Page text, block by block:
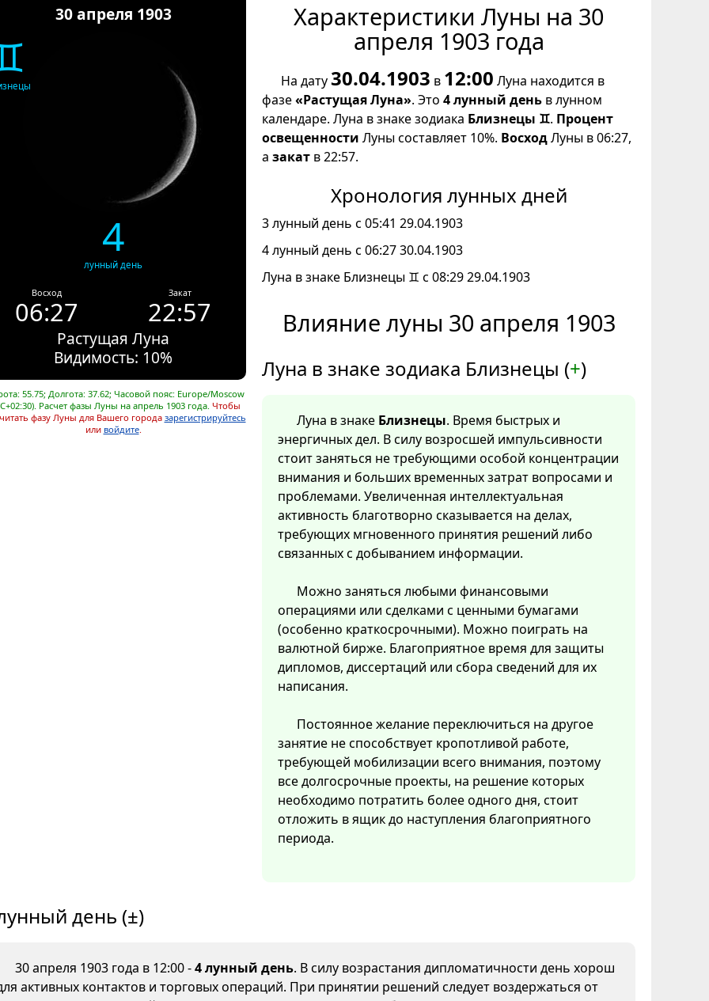
30 апреля 1903
4
лунный день
Восход
06:27
Закат
22:57
Растущая Луна
Видимость: 10%
55.75; Долгота: 37.62; Часовой пояс: Europe/Moscow
Расчет фазы Луны на апрель 1903 года. Чтобы
фазу Луны для Вашего города зарегистрируйтесь
или войдите.
Характеристики Луны на 30
апреля 1903 года
На дату30.04.1903 в 12:00 Луна находится в
фазе«Растущая Луна». Это 4 лунный день в лунном
календаре. Луна в знаке зодиака Близнецы ♊. Процент
освещенности Луны составляет 10%. ВосходЛуны в 06:27,
а закат в 22:57.
Хронология лунных дней
3 лунный день с 05:41 29.04.1903
4 лунный день с 06:27 30.04.1903
Луна в знаке Близнецы ♊ с 08:29 29.04.1903
Влияние луны 30 апреля 1903
Луна в знаке зодиака Близнецы (+)
Луна в знаке Близнецы. Время быстрых и
энергичных дел. В силу возросшей импульсивности
стоит заняться не требующими особой концентрации
внимания и больших временных затрат вопросами и
проблемами. Увеличенная интеллектуальная
активность благотворно сказывается на делах,
требующих мгновенного принятия решений либо
связанных с добыванием информации.
Можно заняться любыми финансовыми
операциями или сделками с ценными бумагами
(особенно краткосрочными). Можно поиграть на
валютной бирже. Благоприятное время для защиты
дипломов, диссертаций или сбора сведений для их
написания.
Постоянное желание переключиться на другое
занятие не способствует кропотливой работе,
требующей мобилизации всего внимания, поэтому
все долгосрочные проекты, на решение которых
необходимо потратить более одного дня, стоит
отложить в ящик до наступления благоприятного
периода.
день (±)
30 апреля 1903 года в 12:00 -4 лунный день. В силу возрастания дипломатичности день хорош
активных контактов и торговых операций. При принятии решений следует воздержаться от